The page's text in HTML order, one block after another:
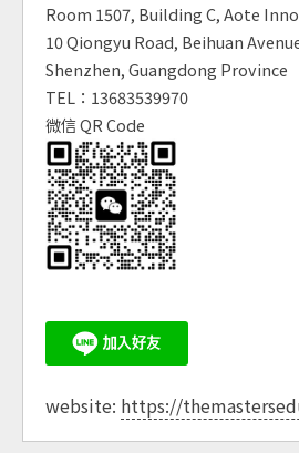
Room 1507, Building C, Aote
10 Qiongyu Road, Beihuan
Shenzhen, Guangdong Province
TEL：13683539970
微信 QR Code
website: https://